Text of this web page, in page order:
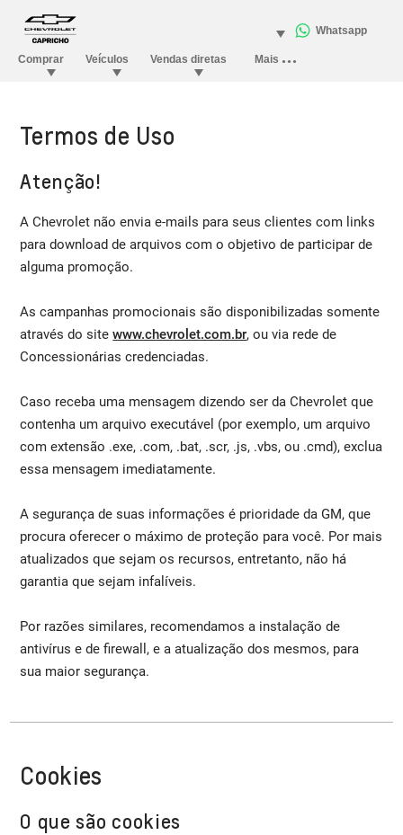
Termos de Uso
Atenção!
A Chevrolet não envia e-mails para seus clientes com links
para download de arquivos com o objetivo de participar de
alguma promoção.
As campanhas promocionais são disponibilizadas somente
através do sitewww.chevrolet.com.br, ou via rede de
Concessionárias credenciadas.
Caso receba uma mensagem dizendo ser da Chevrolet que
contenha um arquivo executável (por exemplo, um arquivo
com extensão .exe, .com, .bat, .scr, .js, .vbs, ou .cmd), exclua
essa mensagem imediatamente.
A segurança de suas informações é prioridade da GM, que
procura oferecer o máximo de proteção para você. Por mais
atualizados que sejam os recursos, entretanto, não há
garantia que sejam infalíveis.
Por razões similares, recomendamos a instalação de
antivírus e de firewall, e a atualização dos mesmos, para
sua maior segurança.
Cookies
O que são cookies